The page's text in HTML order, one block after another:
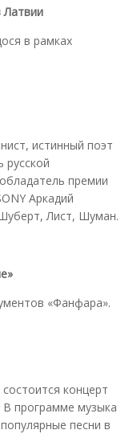
Латвии
в рамках
истинный поэт
русской
премии
Аркадий
Лист, Шуман.
«Фанфара».
концерт
В программе музыка
песни в